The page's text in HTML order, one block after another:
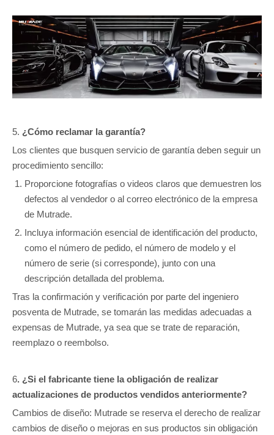
5. ¿Cómo reclamar la garantía?
Los clientes que busquen servicio de garantía deben seguir un
procedimiento sencillo:
Proporcione fotografías o videos claros que demuestren los
defectos al vendedor o al correo electrónico de la empresa
de Mutrade.
Incluya información esencial de identificación del producto,
como el número de pedido, el número de modelo y el
número de serie (si corresponde), junto con una
descripción detallada del problema.
Tras la confirmación y verificación por parte del ingeniero
posventa de Mutrade, se tomarán las medidas adecuadas a
expensas de Mutrade, ya sea que se trate de reparación,
reemplazo o reembolso.
6. ¿Si el fabricante tiene la obligación de realizar
actualizaciones de productos vendidos anteriormente?
Cambios de diseño: Mutrade se reserva el derecho de realizar
cambios de diseño o mejoras en sus productos sin obligación